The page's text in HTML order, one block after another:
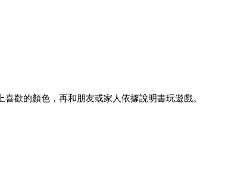
歡的顏色，再和朋友或家人依據說明書玩遊戲。